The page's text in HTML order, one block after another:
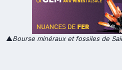
▲Bourse minéraux et fossiles de